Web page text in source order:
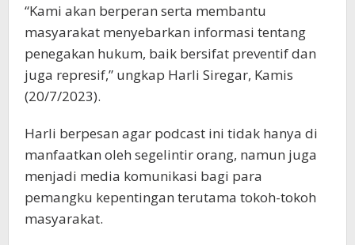
“Kami akan berperan serta membantu
masyarakat menyebarkan informasi tentang
penegakan hukum, baik bersifat preventif dan
juga represif,” ungkap Harli Siregar, Kamis
(20/7/2023).
Harli berpesan agar podcast ini tidak hanya di
manfaatkan oleh segelintir orang, namun juga
menjadi media komunikasi bagi para
pemangku kepentingan terutama tokoh-tokoh
masyarakat.